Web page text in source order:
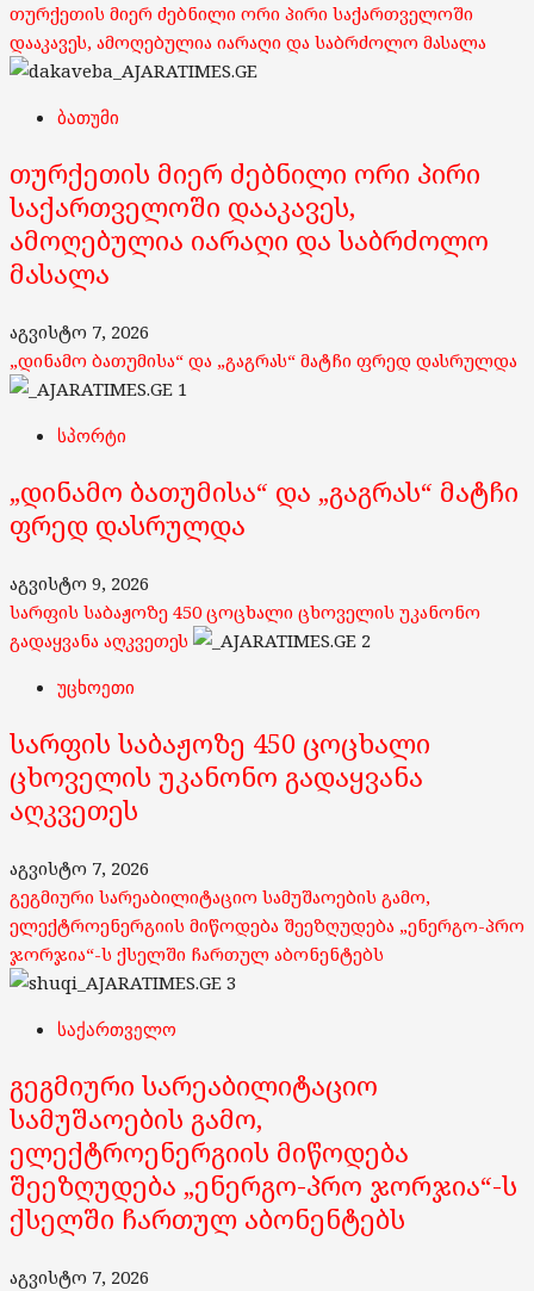
თურქეთის მიერ ძებნილი ორი პირი საქართველოში
დააკავეს, ამოღებულია იარაღი და საბრძოლო მასალა
ბათუმი
თურქეთის მიერ ძებნილი ორი პირი
საქართველოში დააკავეს,
ამოღებულია იარაღი და საბრძოლო
მასალა
აგვისტო 7, 2026
„დინამო ბათუმისა“ და „გაგრას“ მატჩი ფრედ დასრულდა
1
სპორტი
„დინამო ბათუმისა“ და „გაგრას“ მატჩი
ფრედ დასრულდა
აგვისტო 9, 2026
სარფის საბაჟოზე 450 ცოცხალი ცხოველის უკანონო
გადაყვანა აღკვეთეს
2
უცხოეთი
სარფის საბაჟოზე 450 ცოცხალი
ცხოველის უკანონო გადაყვანა
აღკვეთეს
აგვისტო 7, 2026
გეგმიური სარეაბილიტაციო სამუშაოების გამო,
ელექტროენერგიის მიწოდება შეეზღუდება „ენერგო-პრო
ჯორჯია“-ს ქსელში ჩართულ აბონენტებს
3
საქართველო
გეგმიური სარეაბილიტაციო
სამუშაოების გამო,
ელექტროენერგიის მიწოდება
შეეზღუდება „ენერგო-პრო ჯორჯია“-ს
ქსელში ჩართულ აბონენტებს
აგვისტო 7, 2026